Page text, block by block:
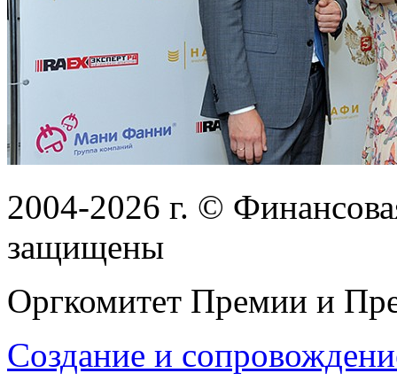
2004-2026 г. ©
защищены
Оргкомитет Премии и
Создание и